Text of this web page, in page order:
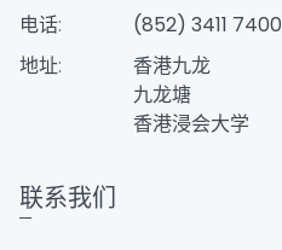
电话:
(852) 3411 7400
地址:
香港九龙
九龙塘
香港浸会大学
联系我们